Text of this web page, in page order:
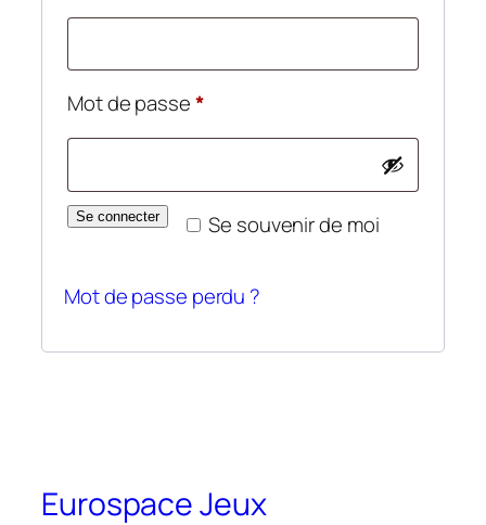
Mot de passe*
Se souvenir de moi
Se connecter
Mot de passe perdu ?
Eurospace Jeux